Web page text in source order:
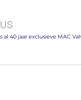
al 40 jaar exclusieve MAC